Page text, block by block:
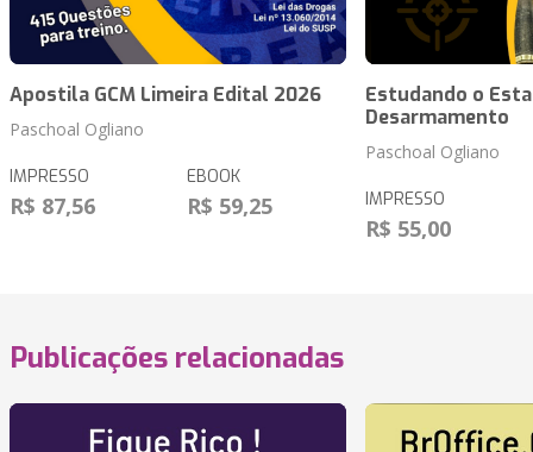
Apostila GCM Limeira Edital 2026
Paschoal Ogliano
IMPRESSO
R$ 87,56
EBOOK
R$ 59,25
Estudando o
Desarmamento
Paschoal Ogliano
IMPRESSO
R$ 55,00
Publicações relacionadas